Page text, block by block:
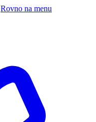
Rovno na menu